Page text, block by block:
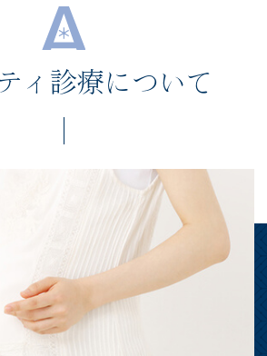
ィ診療について